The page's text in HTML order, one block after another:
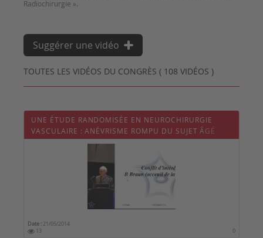
TOUTES LES VIDÉOS DU CONGRÈS ( 108 VIDÉOS )
Suggérer une vidéo
UNE ÉTUDE RANDOMISÉE EN NEUROCHIRURGIE
VASCULAIRE : ANÉVRISME ROMPU DU SUJET ÂGÉ
Date : 21/05/2014
13
0